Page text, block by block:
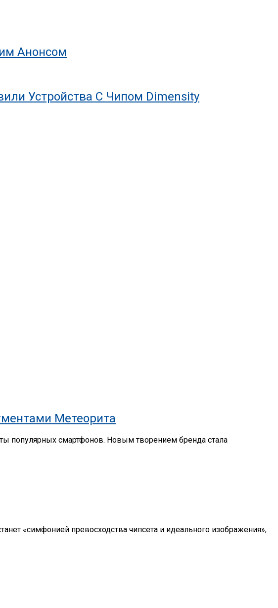
Анонсом
Устройства С Чипом Dimensity
Метеорита
популярных смартфонов. Новым творением бренда стала
«симфонией превосходства чипсета и идеального изображения»,